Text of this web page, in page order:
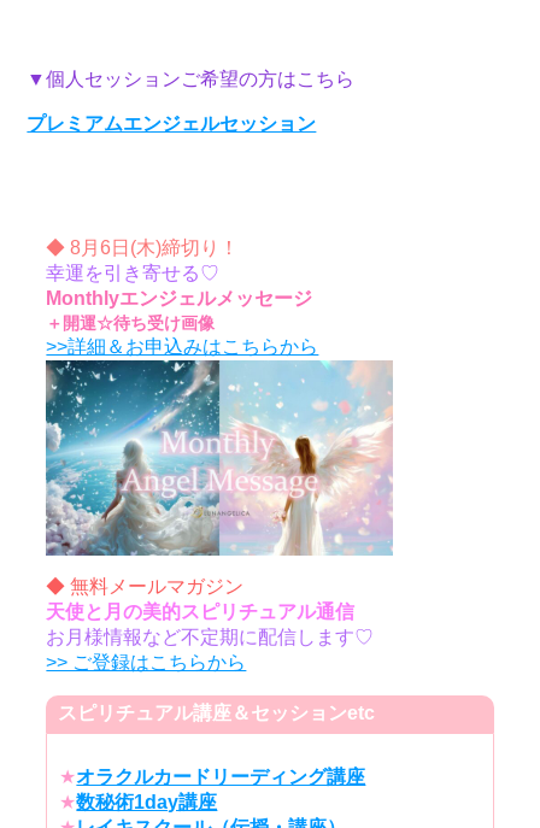
▼個人セッションご希望の方はこちら
プレミアムエンジェルセッション
◆ 8月6日(木)締切り！
幸運を引き寄せる♡
Monthlyエンジェルメッセージ
＋開運☆待ち受け画像
>>詳細＆お申込みはこちらから
◆ 無料メールマガジン
天使と月の美的スピリチュアル通信
お月様情報など不定期に配信します♡
>> ご登録はこちらから
スピリチュアル講座＆セッションetc
★オラクルカードリーディング講座
★数秘術1day講座